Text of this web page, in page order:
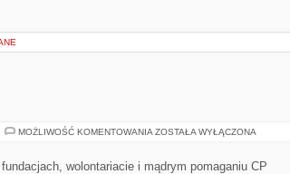
MOŻLIWOŚĆ KOMENTOWANIA PRAWO
ZOSTAŁA WYŁĄCZONA
wolontariacie i mądrym pomaganiu CP